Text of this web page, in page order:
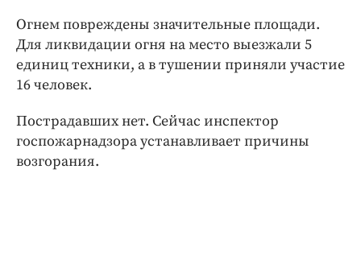
Огнем повреждены значительные площади.
Для ликвидации огня на место выезжали 5
единиц техники, а в тушении приняли участие
16 человек.
Пострадавших нет. Сейчас инспектор
госпожарнадзора устанавливает причины
возгорания.